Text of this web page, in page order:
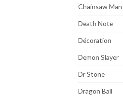
Chainsaw Man
Death Note
Décoration
Demon Slayer
Dr Stone
Dragon Ball